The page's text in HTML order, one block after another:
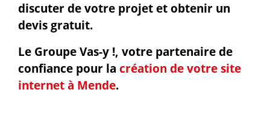
discuter de votre projet et obtenir un
devis gratuit.
Le Groupe Vas-y !, votre partenaire de
confiance pour la création de votre site
internet à Mende.